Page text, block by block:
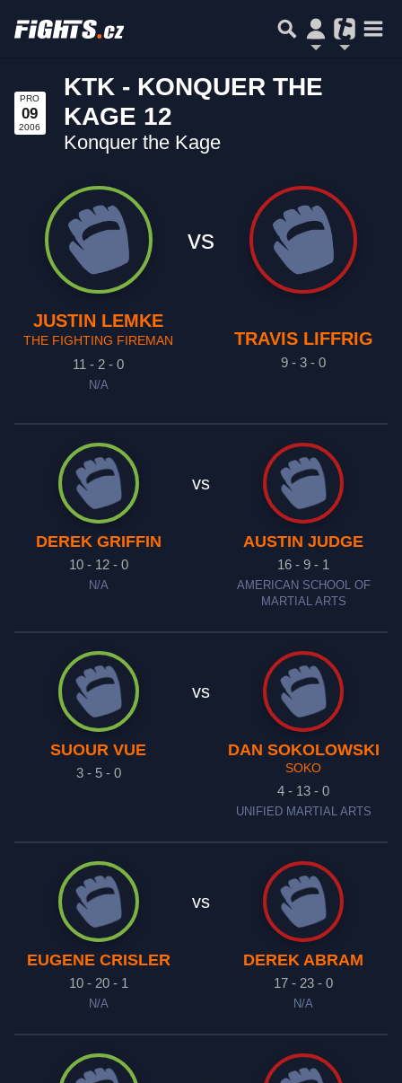
PRO
09
2006
KTK - KONQUER THE
KAGE 12
Konquer the Kage
JUSTIN LEMKE
THE FIGHTING FIREMAN
11 - 2 - 0
N/A
vs
TRAVIS LIFFRIG
9 - 3 - 0
DEREK GRIFFIN
10 - 12 - 0
N/A
vs
AUSTIN JUDGE
16 - 9 - 1
AMERICAN SCHOOL OF
MARTIAL ARTS
SUOUR VUE
3 - 5 - 0
vs
DAN SOKOLOWSKI
SOKO
4 - 13 - 0
UNIFIED MARTIAL ARTS
EUGENE CRISLER
10 - 20 - 1
N/A
vs
DEREK ABRAM
17 - 23 - 0
N/A